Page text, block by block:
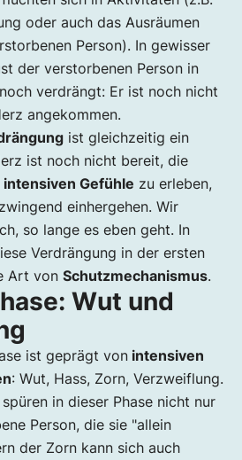
oder auch das Ausräumen
Person). In gewisser
der verstorbenen Person in
verdrängt: Er ist noch nicht
angekommen.
ist gleichzeitig ein
ist noch nicht bereit, die
Gefühle zu erleben,
einhergehen. Wir
so lange es eben geht. In
Verdrängung in der ersten
Art von Schutzmechanismus.
Wut und
ist geprägt von intensiven
: Wut, Hass, Zorn, Verzweiflung.
in dieser Phase nicht nur
Person, die sie "allein
der Zorn kann sich auch